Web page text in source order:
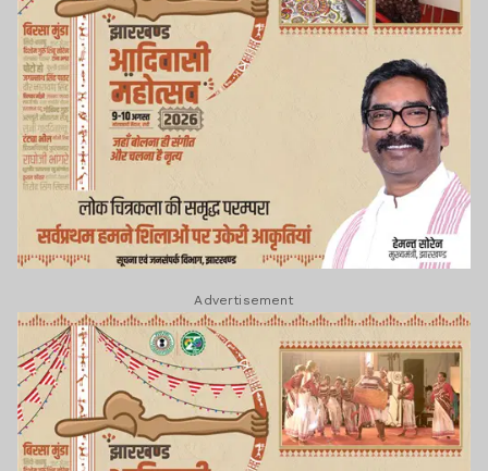
Advertisement